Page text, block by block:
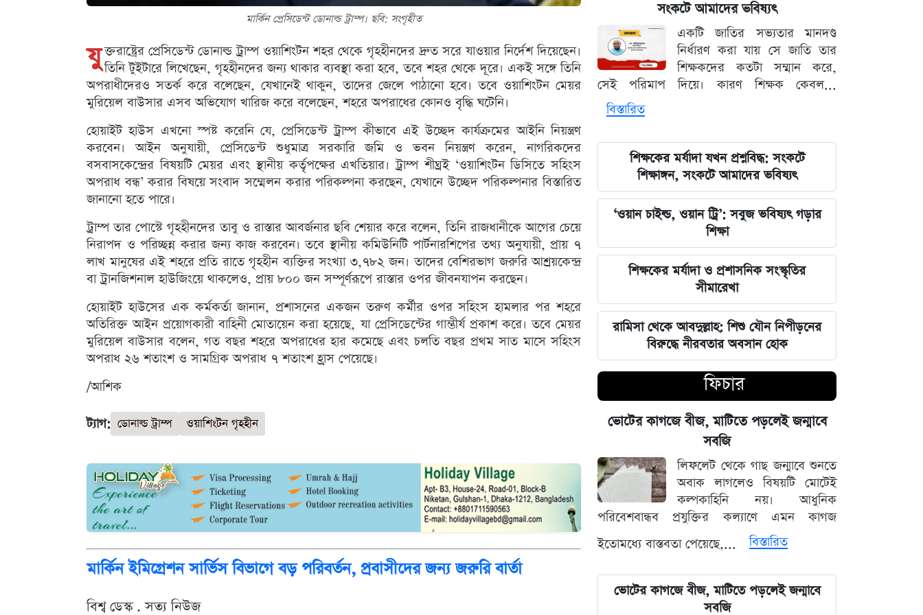
মার্কিন প্রেসিডেন্ট ডোনাল্ড ট্রাম্প। ছবি: সংগৃহীত
যু ক্তরাষ্ট্রের প্রেসিডেন্ট ডোনাল্ড ট্রাম্প ওয়াশিংটন শহর থেকে গৃহহীনদের দ্রুত সরে যাওয়ার নির্দেশ দিয়েছেন।
তিনি টুইটারে লিখেছেন, গৃহহীনদের জন্য থাকার ব্যবস্থা করা হবে, তবে শহর থেকে দূরে। একই সঙ্গে তিনি
অপরাধীদেরও সতর্ক করে বলেছেন, যেখানেই থাকুন, তাদের জেলে পাঠানো হবে। তবে ওয়াশিংটন মেয়র
মুরিয়েল বাউসার এসব অভিযোগ খারিজ করে বলেছেন, শহরে অপরাধের কোনও বৃদ্ধি ঘটেনি।
হোয়াইট হাউস এখনো স্পষ্ট করেনি যে, প্রেসিডেন্ট ট্রাম্প কীভাবে এই উচ্ছেদ কার্যক্রমের আইনি নিয়ন্ত্রণ
করবেন। আইন অনুযায়ী, প্রেসিডেন্ট শুধুমাত্র সরকারি জমি ও ভবন নিয়ন্ত্রণ করেন, নাগরিকদের
বসবাসকেন্দ্রের বিষয়টি মেয়র এবং স্থানীয় কর্তৃপক্ষের এখতিয়ার। ট্রাম্প শীঘ্রই ‘ওয়াশিংটন ডিসিতে সহিংস
অপরাধ বন্ধ’ করার বিষয়ে সংবাদ সম্মেলন করার পরিকল্পনা করছেন, যেখানে উচ্ছেদ পরিকল্পনার বিস্তারিত
জানানো হতে পারে।
ট্রাম্প তার পোস্টে গৃহহীনদের তাবু ও রাস্তার আবর্জনার ছবি শেয়ার করে বলেন, তিনি রাজধানীকে আগের চেয়ে
নিরাপদ ও পরিচ্ছন্ন করার জন্য কাজ করবেন। তবে স্থানীয় কমিউনিটি পার্টনারশিপের তথ্য অনুযায়ী, প্রায় ৭
লাখ মানুষের এই শহরে প্রতি রাতে গৃহহীন ব্যক্তির সংখ্যা ৩,৭৮২ জন। তাদের বেশিরভাগ জরুরি আশ্রয়কেন্দ্র
বা ট্রানজিশনাল হাউজিংয়ে থাকলেও, প্রায় ৮০০ জন সম্পূর্ণরূপে রাস্তার ওপর জীবনযাপন করছেন।
হোয়াইট হাউসের এক কর্মকর্তা জানান, প্রশাসনের একজন তরুণ কর্মীর ওপর সহিংস হামলার পর শহরে
অতিরিক্ত আইন প্রয়োগকারী বাহিনী মোতায়েন করা হয়েছে, যা প্রেসিডেন্টের গাম্ভীর্য প্রকাশ করে। তবে মেয়র
মুরিয়েল বাউসার বলেন, গত বছর শহরে অপরাধের হার কমেছে এবং চলতি বছর প্রথম সাত মাসে সহিংস
অপরাধ ২৬ শতাংশ ও সামগ্রিক অপরাধ ৭ শতাংশ হ্রাস পেয়েছে।
/আশিক
ট্যাগ: ডোনাল্ড ট্রাম্প ওয়াশিংটন গৃহহীন
মার্কিন ইমিগ্রেশন সার্ভিস বিভাগে বড় পরিবর্তন, প্রবাসীদের জন্য জরুরি বার্তা
বিশ্ব ডেস্ক . সত্য নিউজ
২০২৩ সালের ইসরায়েলি হামলার ক্ষত:
আড়াই বছর পর উদ্ধার ৪০ শিশুর
দেহাবশেষ
জুলাই শহীদদের কবর বাঁধানোর বরাদ্দও
হোসেন
শেয়ারবাজারে আর্থিক কেলেঙ্কারির তদন্তের
বড় আপডেট জানাল দুদক
যুদ্ধের বড় প্রস্তুতি নিচ্ছে ইরান, আকাশ
প্রতিরক্ষা ও অস্ত্র ব্যবস্থার ব্যাপক
আধুনিকায়ন
চার বিভাগে দুর্যোগপূর্ণ আবহাওয়ার আশঙ্কায়
আবহাওয়া দপ্তরের বিশেষ সতর্কতা
হাসিনাকে মাইক দেওয়ায় ভারতকে
কাঠগড়ায় তুললেন সালাহউদ্দিন
বিশ্ববাজারের পথ ধরে দেশীয় বাজারেও
স্বর্ণের অস্বাভাবিক মূল্যবৃদ্ধি
গ্যাস ও বিদ্যুৎ সংকট মোকাবিলায় নতুন
আশার খবর দিলেন জ্বালানিমন্ত্রী
নদীদূষণ দূর করতে না পারলে ভবিষ্যৎ
প্রজন্মের কাছে জবাব দিতে হবে: প্রধানমন্ত্রী
ফ্যাসিবাদবিরোধী সব শক্তির জাতীয় ঐক্য
সংকটে আমাদের ভবিষ্যৎ
একটি জাতির সভ্যতার মানদণ্ড
নির্ধারণ করা যায় সে জাতি তার
শিক্ষকদের কতটা সম্মান করে,
সেই পরিমাপ দিয়ে। কারণ শিক্ষক কেবল...
বিস্তারিত
শিক্ষকের মর্যাদা যখন প্রশ্নবিদ্ধ: সংকটে
শিক্ষাঙ্গন, সংকটে আমাদের ভবিষ্যৎ
‘ওয়ান চাইল্ড, ওয়ান ট্রি’: সবুজ ভবিষ্যৎ গড়ার
শিক্ষা
শিক্ষকের মর্যাদা ও প্রশাসনিক সংস্কৃতির
সীমারেখা
রামিসা থেকে আবদুল্লাহ: শিশু যৌন নিপীড়নের
বিরুদ্ধে নীরবতার অবসান হোক
ফিচার
ভোটের কাগজে বীজ, মাটিতে পড়লেই জন্মাবে
সবজি
লিফলেট থেকে গাছ জন্মাবে শুনতে
অবাক লাগলেও বিষয়টি মোটেই
কল্পকাহিনি নয়। আধুনিক
পরিবেশবান্ধব প্রযুক্তির কল্যাণে এমন কাগজ
ইতোমধ্যে বাস্তবতা পেয়েছে,...
বিস্তারিত
ভোটের কাগজে বীজ, মাটিতে পড়লেই জন্মাবে
সবজি